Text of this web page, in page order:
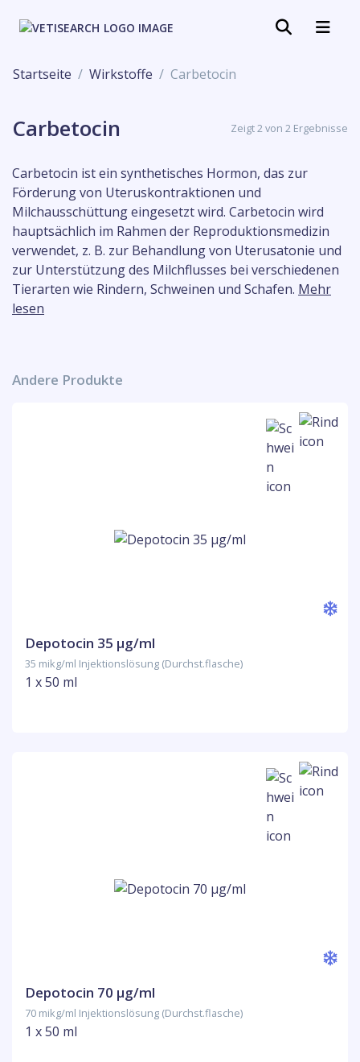
Startseite Wirkstoffe Carbetocin
Carbetocin Zeigt 2 von 2 Ergebnisse
Carbetocin ist ein synthetisches Hormon, das zur
Förderung von Uteruskontraktionen und
Milchausschüttung eingesetzt wird. Carbetocin wird
hauptsächlich im Rahmen der Reproduktionsmedizin
verwendet, z. B. zur Behandlung von Uterusatonie und
zur Unterstützung des Milchflusses bei verschiedenen
Tierarten wie Rindern, Schweinen und Schafen. Mehr
lesen
Andere Produkte
Depotocin 35 µg/ml
35 mikg/ml Injektionslösung (Durchst.flasche)
1 x 50 ml
Depotocin 70 µg/ml
70 mikg/ml Injektionslösung (Durchst.flasche)
1 x 50 ml